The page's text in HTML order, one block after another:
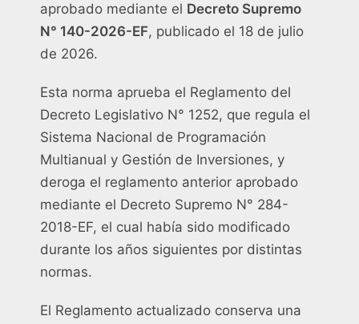
aprobado mediante el Decreto Supremo
N° 140-2026-EF, publicado el 18 de julio
de 2026.
Esta norma aprueba el Reglamento del
Decreto Legislativo N° 1252, que regula el
Sistema Nacional de Programación
Multianual y Gestión de Inversiones, y
deroga el reglamento anterior aprobado
mediante el Decreto Supremo N° 284-
2018-EF, el cual había sido modificado
durante los años siguientes por distintas
normas.
El Reglamento actualizado conserva una